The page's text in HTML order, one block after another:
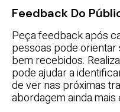
Feedback Do
Peça feedback após
pessoas pode orientar
bem recebidos.
pode ajudar a
de ver nas próximas
abordagem ainda mais